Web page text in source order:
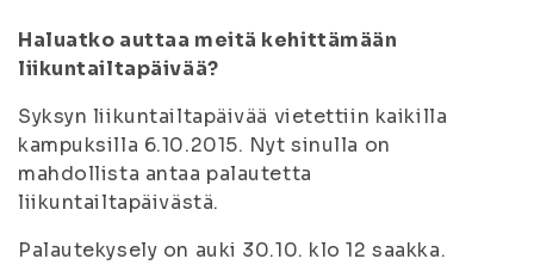
Haluatko auttaa meitä kehittämään
liikuntailtapäivää?
Syksyn liikuntailtapäivää vietettiin kaikilla
kampuksilla 6.10.2015. Nyt sinulla on
mahdollista antaa palautetta
liikuntailtapäivästä.
Palautekysely on auki 30.10. klo 12 saakka.